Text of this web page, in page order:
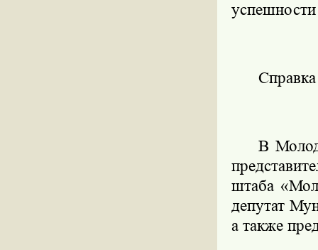
В
штаба
депутат
а также